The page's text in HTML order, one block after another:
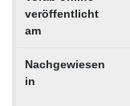
veröffentlicht
am
Nachgewiesen
in